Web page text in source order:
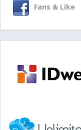
Fans & Like